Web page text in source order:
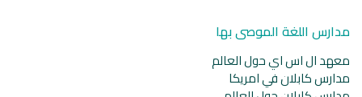
مدارس اللغة الموصى بها
معهد ال اس اي حول العالم
مدارس كابلان في امريكا